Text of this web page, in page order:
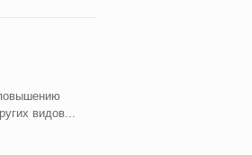
видов...